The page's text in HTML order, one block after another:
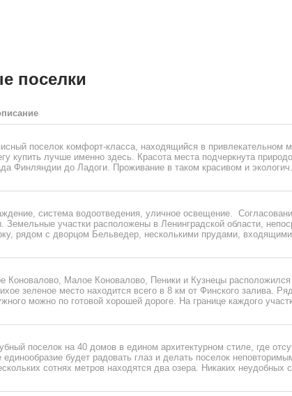
поселки
поселок комфорт-класса, находящийся в привлекательном
купить лучше именно здесь. Красота места подчеркнута
Финляндии до Ладоги. Проживание в таком красивом и
система водоотведения, уличное освещение.
Земельные участки расположены в Ленинградской области,
рядом с дворцом Бельведер, несколькими прудами,
Коновалово, Малое Коновалово, Пеники и Кузнецы
зеленое место находится всего в 8 км от Финского залива.
можно по готовой хорошей дороге. На границе каждого
поселок на 40 домов в едином архитектурном стиле, где
единообразие будет радовать глаз и делать поселок
сотнях метров находятся два озера. Никаких неудобных